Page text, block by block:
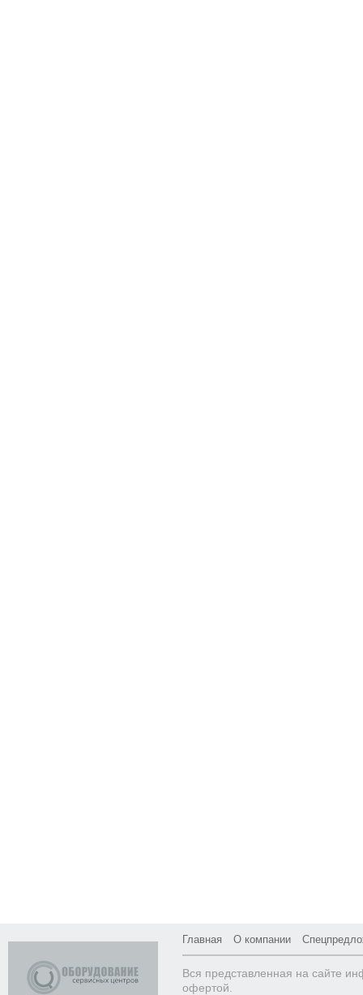
Главная О компании
Вся представленная на сайте
офертой.